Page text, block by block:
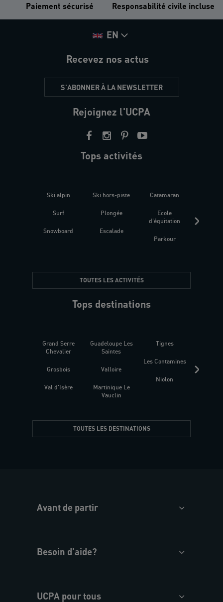
Paiement sécurisé Responsabilité civile incluse
EN
Recevez nos actus
S'ABONNER À LA NEWSLETTER
Rejoignez l'UCPA
Tops activités
Ski alpin
Surf
Snowboard
Ski hors-piste
Plongée
Escalade
Catamaran
Ecole
d'équitation
Parkour
TOUTES LES ACTIVITÉS
Tops destinations
Grand Serre
Chevalier
Grosbois
Val d'Isère
Guadeloupe Les
Saintes
Valloire
Martinique Le
Vauclin
Tignes
Les Contamines
Niolon
TOUTES LES DESTINATIONS
Avant de partir
Besoin d'aide?
UCPA pour tous